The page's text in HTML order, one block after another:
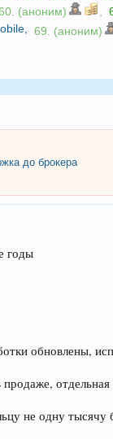
(аноним)
69. (аноним)
до брокера
годы
обновлены,
продаже,
не одну